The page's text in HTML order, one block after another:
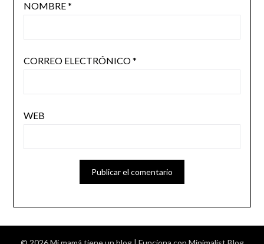
NOMBRE*
CORREO ELECTRÓNICO*
WEB